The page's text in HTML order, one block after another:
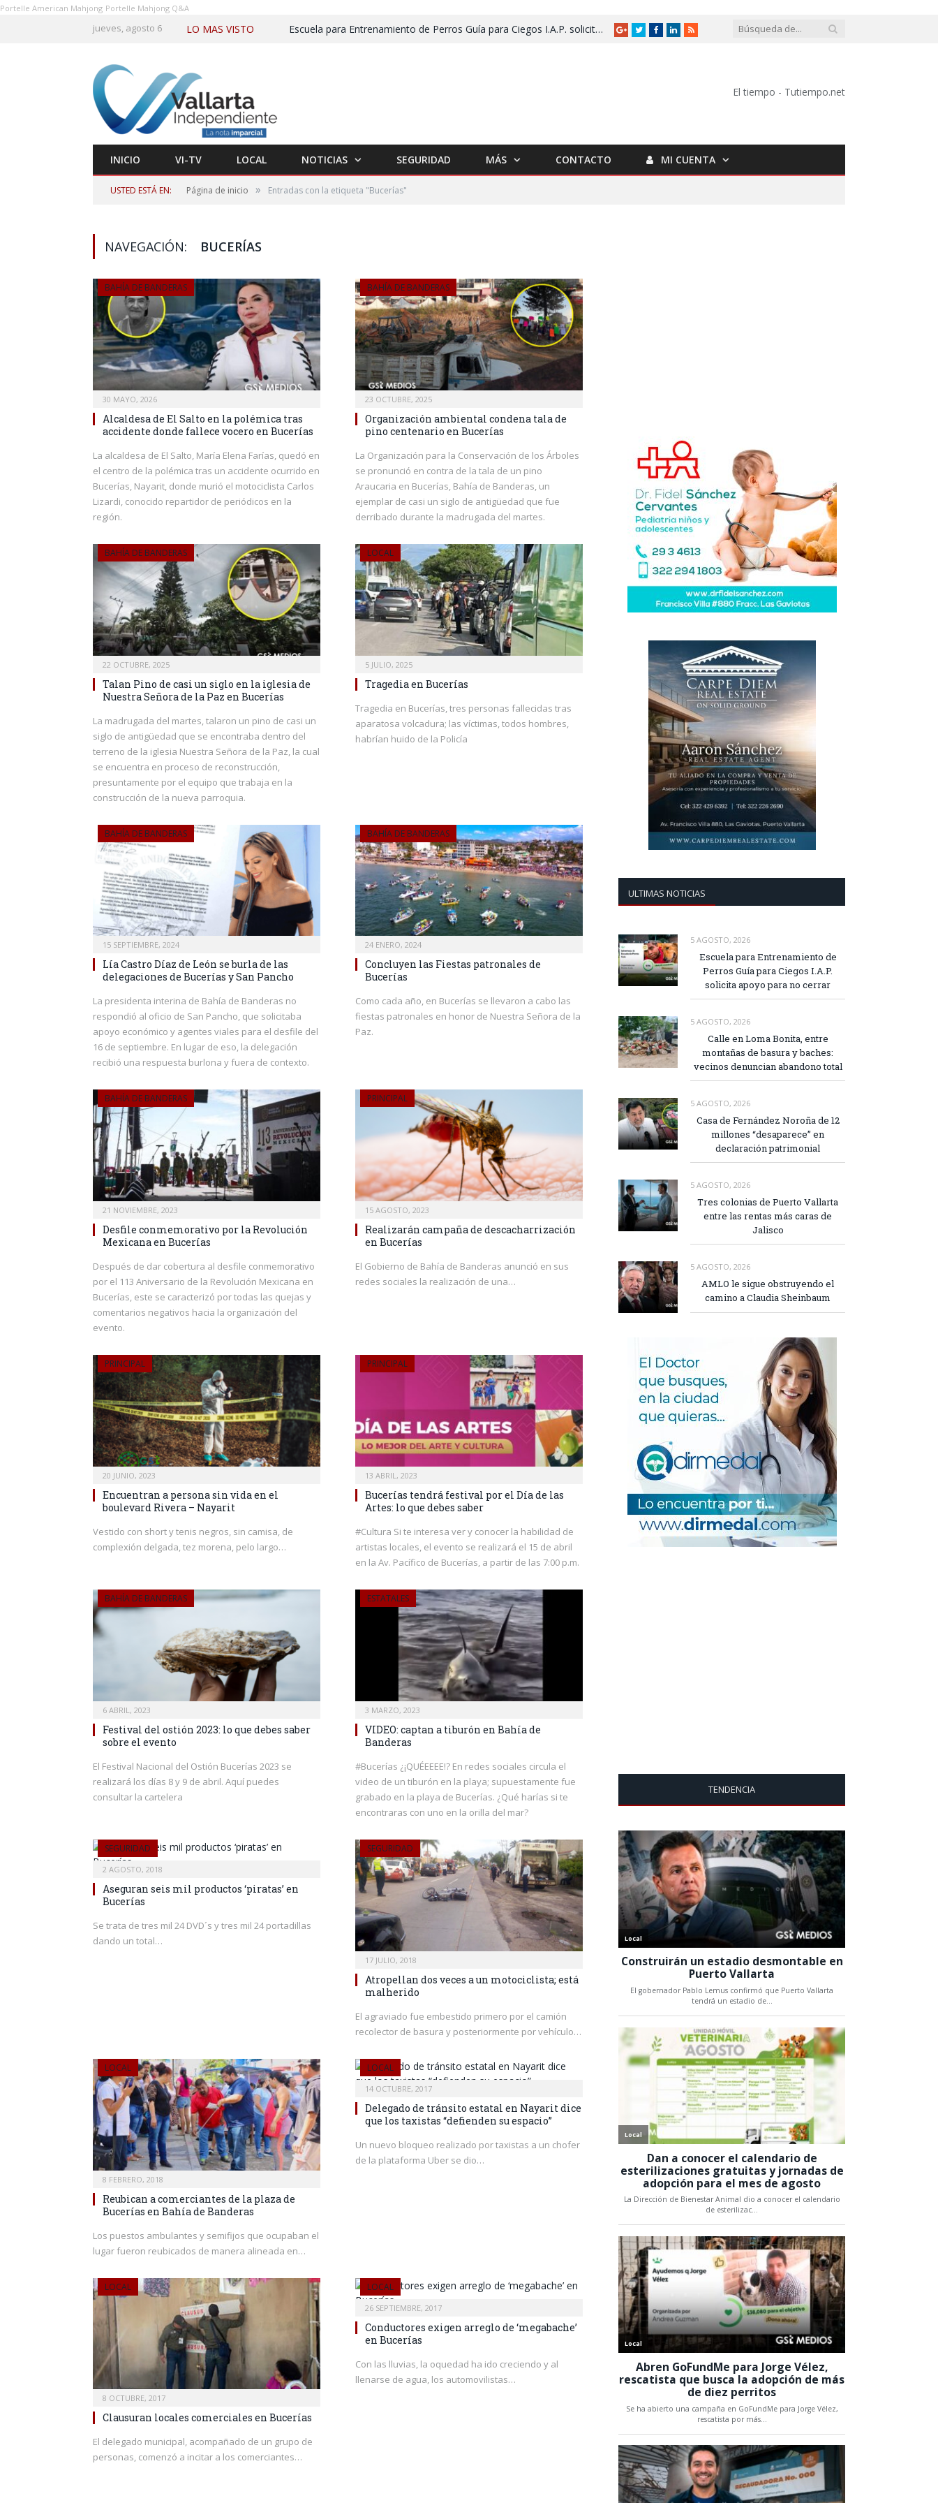
Portelle American Mahjong Portelle Mahjong Q&A
jueves, agosto 6 LO MAS VISTO Escuela para Entrenamiento de Perros Guía para Ciegos I.A.P. solicita apoyo para no cerrar
GoogleTwitterFacebookLinkedIn
RSS
El tiempo - Tutiempo.net
INICIO VI-TV LOCAL NOTICIAS SEGURIDAD MÁS CONTACTO MI CUENTA
USTED ESTÁ EN: Página de inicio » Entradas con la etiqueta "Bucerías"
NAVEGACIÓN: BUCERÍAS
BAHÍA DE BANDERAS
30 MAYO, 2026
Alcaldesa de El Salto en la polémica tras
accidente donde fallece vocero en Bucerías
La alcaldesa de El Salto, María Elena Farías, quedó en
el centro de la polémica tras un accidente ocurrido en
Bucerías, Nayarit, donde murió el motociclista Carlos
Lizardi, conocido repartidor de periódicos en la
región.
BAHÍA DE BANDERAS
23 OCTUBRE, 2025
Organización ambiental condena tala de
pino centenario en Bucerías
La Organización para la Conservación de los Árboles
se pronunció en contra de la tala de un pino
Araucaria en Bucerías, Bahía de Banderas, un
ejemplar de casi un siglo de antigüedad que fue
derribado durante la madrugada del martes.
BAHÍA DE BANDERAS
22 OCTUBRE, 2025
Talan Pino de casi un siglo en la iglesia de
Nuestra Señora de la Paz en Bucerías
La madrugada del martes, talaron un pino de casi un
siglo de antigüedad que se encontraba dentro del
terreno de la iglesia Nuestra Señora de la Paz, la cual
se encuentra en proceso de reconstrucción,
presuntamente por el equipo que trabaja en la
construcción de la nueva parroquia.
LOCAL
5 JULIO, 2025
Tragedia en Bucerías
Tragedia en Bucerías, tres personas fallecidas tras
aparatosa volcadura; las víctimas, todos hombres,
habrían huido de la Policía
BAHÍA DE BANDERAS
15 SEPTIEMBRE, 2024
Lía Castro Díaz de León se burla de las
delegaciones de Bucerías y San Pancho
La presidenta interina de Bahía de Banderas no
respondió al oficio de San Pancho, que solicitaba
apoyo económico y agentes viales para el desfile del
16 de septiembre. En lugar de eso, la delegación
recibió una respuesta burlona y fuera de contexto.
BAHÍA DE BANDERAS
24 ENERO, 2024
Concluyen las Fiestas patronales de
Bucerías
Como cada año, en Bucerías se llevaron a cabo las
fiestas patronales en honor de Nuestra Señora de la
Paz.
BAHÍA DE BANDERAS
21 NOVIEMBRE, 2023
Desfile conmemorativo por la Revolución
Mexicana en Bucerías
Después de dar cobertura al desfile conmemorativo
por el 113 Aniversario de la Revolución Mexicana en
Bucerías, este se caracterizó por todas las quejas y
comentarios negativos hacia la organización del
evento.
PRINCIPAL
15 AGOSTO, 2023
Realizarán campaña de descacharrización
en Bucerías
El Gobierno de Bahía de Banderas anunció en sus
redes sociales la realización de una…
PRINCIPAL
20 JUNIO, 2023
Encuentran a persona sin vida en el
boulevard Rivera – Nayarit
Vestido con short y tenis negros, sin camisa, de
complexión delgada, tez morena, pelo largo…
PRINCIPAL
13 ABRIL, 2023
Bucerías tendrá festival por el Día de las
Artes: lo que debes saber
#Cultura Si te interesa ver y conocer la habilidad de
artistas locales, el evento se realizará el 15 de abril
en la Av. Pacífico de Bucerías, a partir de las 7:00 p.m.
BAHÍA DE BANDERAS
6 ABRIL, 2023
Festival del ostión 2023: lo que debes saber
sobre el evento
El Festival Nacional del Ostión Bucerías 2023 se
realizará los días 8 y 9 de abril. Aquí puedes
consultar la cartelera
ESTATALES
3 MARZO, 2023
VIDEO: captan a tiburón en Bahía de
Banderas
#Bucerías ¿¡QUÉEEEE!? En redes sociales circula el
video de un tiburón en la playa; supuestamente fue
grabado en la playa de Bucerías. ¿Qué harías si te
encontraras con uno en la orilla del mar?
SEGURIDAD
2 AGOSTO, 2018
Aseguran seis mil productos ‘piratas’ en
Bucerías
Se trata de tres mil 24 DVD´s y tres mil 24 portadillas
dando un total…
SEGURIDAD
17 JULIO, 2018
Atropellan dos veces a un motociclista; está
malherido
El agraviado fue embestido primero por el camión
recolector de basura y posteriormente por vehículo…
LOCAL
8 FEBRERO, 2018
Reubican a comerciantes de la plaza de
Bucerías en Bahía de Banderas
Los puestos ambulantes y semifijos que ocupaban el
lugar fueron reubicados de manera alineada en…
LOCAL
14 OCTUBRE, 2017
Delegado de tránsito estatal en Nayarit dice
que los taxistas “defienden su espacio”
Un nuevo bloqueo realizado por taxistas a un chofer
de la plataforma Uber se dio…
LOCAL
8 OCTUBRE, 2017
Clausuran locales comerciales en Bucerías
El delegado municipal, acompañado de un grupo de
personas, comenzó a incitar a los comerciantes…
LOCAL
26 SEPTIEMBRE, 2017
Conductores exigen arreglo de ‘megabache’
en Bucerías
Con las lluvias, la oquedad ha ido creciendo y al
llenarse de agua, los automovilistas…
ULTIMAS NOTICIAS
5 AGOSTO, 2026
Escuela para Entrenamiento de
Perros Guía para Ciegos I.A.P.
solicita apoyo para no cerrar
5 AGOSTO, 2026
Calle en Loma Bonita, entre
montañas de basura y baches:
vecinos denuncian abandono total
5 AGOSTO, 2026
Casa de Fernández Noroña de 12
millones “desaparece” en
declaración patrimonial
5 AGOSTO, 2026
Tres colonias de Puerto Vallarta
entre las rentas más caras de
Jalisco
5 AGOSTO, 2026
AMLO le sigue obstruyendo el
camino a Claudia Sheinbaum
TENDENCIA